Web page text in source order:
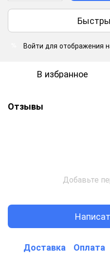
Войти для отображения
В избранное
Отзывы
Добавьте
Доставка Оплата